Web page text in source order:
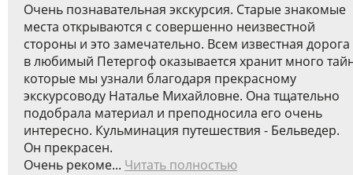
Очень познавательная экскурсия. Старые знакомые
места открываются с совершенно неизвестной
стороны и это замечательно. Всем известная дорога
в любимый Петергоф оказывается хранит много
которые мы узнали благодаря прекрасному
экскурсоводу Наталье Михайловне. Она тщательно
подобрала материал и преподносила его очень
интересно. Кульминация путешествия - Бельведер.
Он прекрасен.
Очень рекоме... Читать полностью